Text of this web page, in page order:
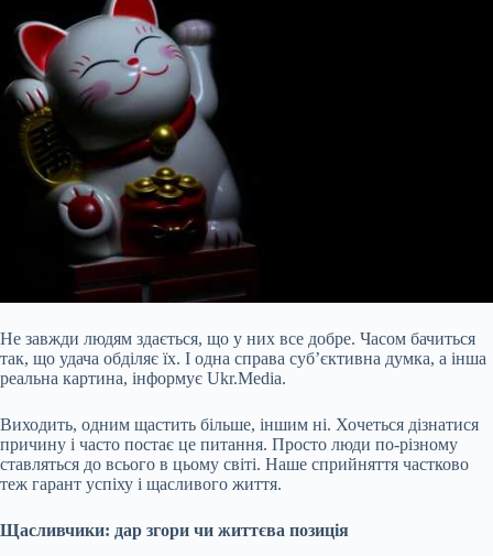
Не завжди людям здається, що у них все добре. Часом бачиться
так, що удача обділяє їх. І одна справа суб’єктивна думка, а інша
реальна картина, інформує Ukr.Media.
Виходить, одним щастить більше, іншим ні. Хочеться дізнатися
причину і часто постає це питання. Просто люди по-різному
ставляться до всього в цьому світі. Наше сприйняття частково
теж гарант успіху і щасливого життя.
Щасливчики: дар згори чи життєва позиція